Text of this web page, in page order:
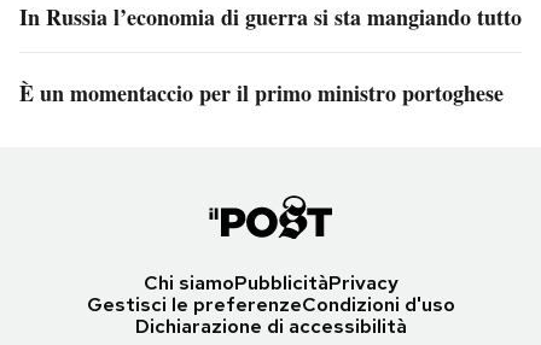
In Russia l’economia di guerra si sta mangiando tutto
È un momentaccio per il primo ministro portoghese
Chi siamoPubblicitàPrivacy
Gestisci le preferenzeCondizioni d'uso
Dichiarazione di accessibilità